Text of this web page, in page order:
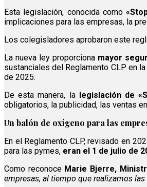
Esta legislación, conocida como
implicaciones para las empresas, la
Los colegisladores aprobaron este
La nueva ley proporciona mayor
sustanciales del Reglamento CLP en
de 2025.
De esta manera, lalegislación de
obligatorios, la publicidad, las ventas
Un balón de oxígeno para las
En el Reglamento CLP, revisado en
para las pymes, eran el 1 de julio de
Como reconoce Marie Bjerre,
empresas, al tiempo que realizamos